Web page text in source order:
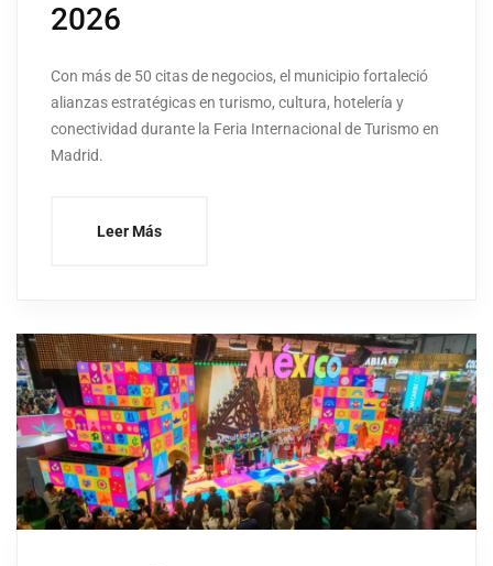
2026
Con más de 50 citas de negocios, el municipio fortaleció
alianzas estratégicas en turismo, cultura, hotelería y
conectividad durante la Feria Internacional de Turismo en
Madrid.
Leer Más